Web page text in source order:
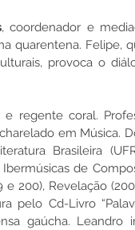
, coordenador e
quarentena. Felipe,
provoca o
regente coral.
em Música.
Brasileira
de
200), Revelação
pelo Cd-Livro
gaúcha. Leandro